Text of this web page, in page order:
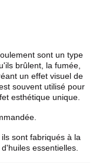
sont un type
brûlent, la fumée,
un effet visuel de
souvent utilisé pour
esthétique unique.
sont fabriqués à la
essentielles.